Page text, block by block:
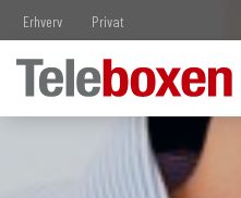
Erhverv Privat